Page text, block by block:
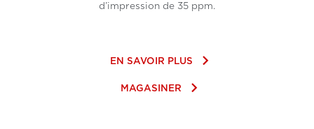
d’impression de 35 ppm.
EN SAVOIR PLUS keyboard_arrow_right
MAGASINER keyboard_arrow_right